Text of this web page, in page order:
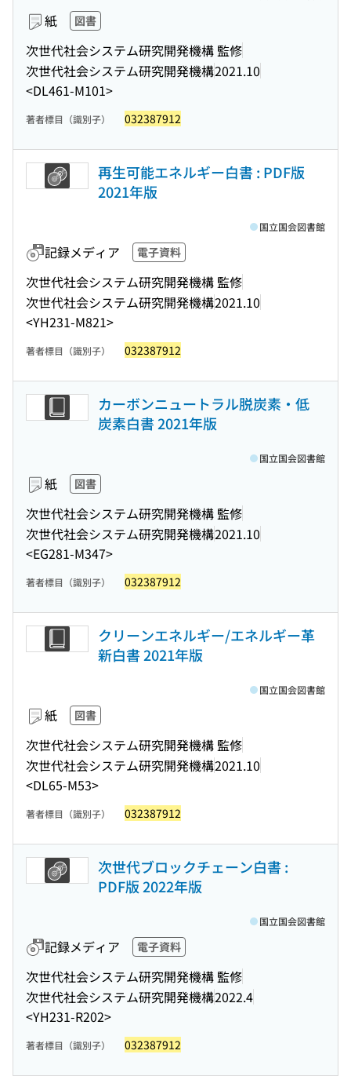
紙 図書
次世代社会システム研究開発機構 監修
次世代社会システム研究開発機構2021.10
<DL461-M101>
著者標目（識別子） 032387912
再生可能エネルギー白書 : PDF版
2021年版
記録メディア 電子資料
次世代社会システム研究開発機構 監修
次世代社会システム研究開発機構2021.10
<YH231-M821>
国立国会図書館
著者標目（識別子） 032387912
カーボンニュートラル脱炭素・低
炭素白書 2021年版
紙 図書
次世代社会システム研究開発機構 監修
次世代社会システム研究開発機構2021.10
<EG281-M347>
国立国会図書館
著者標目（識別子） 032387912
クリーンエネルギー/エネルギー革
新白書 2021年版
紙 図書
次世代社会システム研究開発機構 監修
次世代社会システム研究開発機構2021.10
<DL65-M53>
国立国会図書館
著者標目（識別子） 032387912
次世代ブロックチェーン白書 :
PDF版 2022年版
記録メディア 電子資料
次世代社会システム研究開発機構 監修
次世代社会システム研究開発機構2022.4
<YH231-R202>
国立国会図書館
著者標目（識別子） 032387912